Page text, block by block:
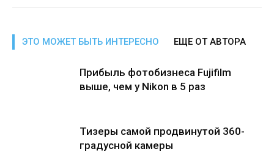
ЭТО МОЖЕТ БЫТЬ ИНТЕРЕСНО ЕЩЕ ОТ АВТОРА
Прибыль фотобизнеса Fujifilm
выше, чем у Nikon в 5 раз
Тизеры самой продвинутой 360-
градусной камеры